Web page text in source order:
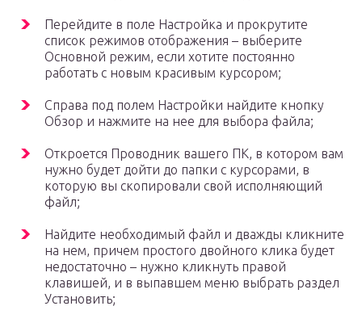
Перейдите в поле Настройка и прокрутите
список режимов отображения – выберите
Основной режим, если хотите постоянно
работать с новым красивым курсором;
Справа под полем Настройки найдите кнопку
Обзор и нажмите на нее для выбора файла;
Откроется Проводник вашего ПК, в котором вам
нужно будет дойти до папки с курсорами, в
которую вы скопировали свой исполняющий
файл;
Найдите необходимый файл и дважды кликните
на нем, причем простого двойного клика будет
недостаточно – нужно кликнуть правой
клавишей, и в выпавшем меню выбрать раздел
Установить;